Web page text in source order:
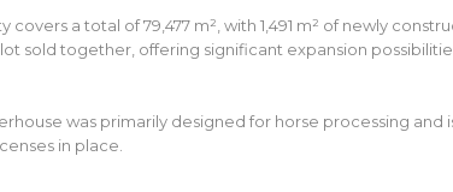
covers a total of 79,477 m², with 1,491 m² of newly
sold together, offering significant expansion
was primarily designed for horse processing and
in place.